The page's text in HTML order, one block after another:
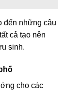
đến những câu
cả tạo nên
sinh.
cho các